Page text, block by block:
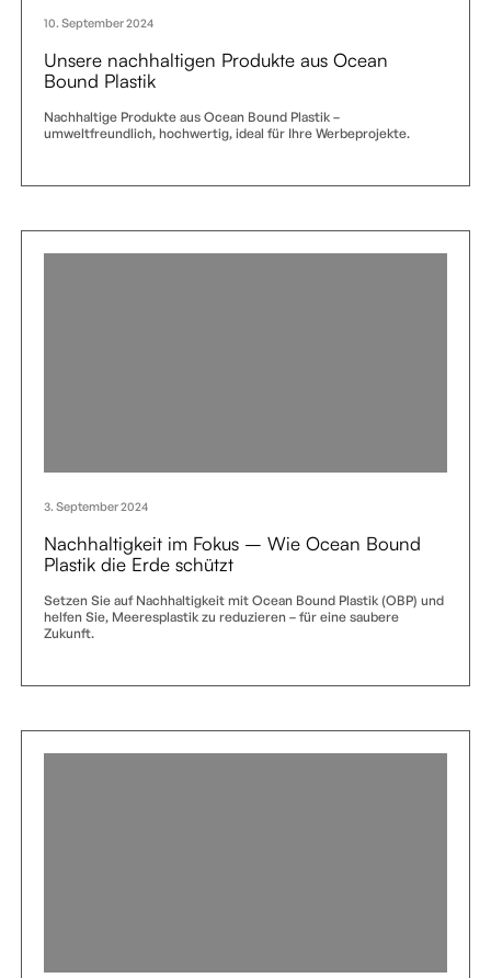
10. September 2024
Unsere nachhaltigen Produkte aus Ocean
Bound Plastik
Nachhaltige Produkte aus Ocean Bound Plastik –
umweltfreundlich, hochwertig, ideal für Ihre Werbeprojekte.
3. September 2024
Nachhaltigkeit im Fokus – Wie Ocean Bound
Plastik die Erde schützt
Setzen Sie auf Nachhaltigkeit mit Ocean Bound Plastik (OBP) und
helfen Sie, Meeresplastik zu reduzieren – für eine saubere
Zukunft.